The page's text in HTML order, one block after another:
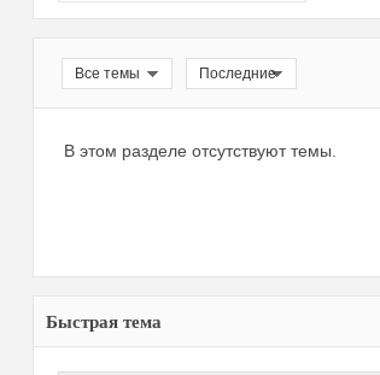
Все темы Последние
В этом разделе отсутствуют темы.
Быстрая тема